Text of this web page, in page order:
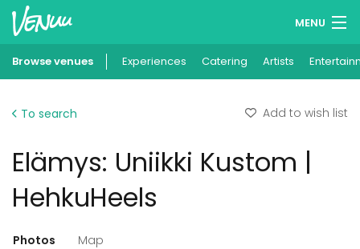
MENU
Wish lists
Add your venue
Browse venues Experiences Catering Artists
To search Add to wish list
Elämys: Uniikki Kustom |
HehkuHeels
Photos Map